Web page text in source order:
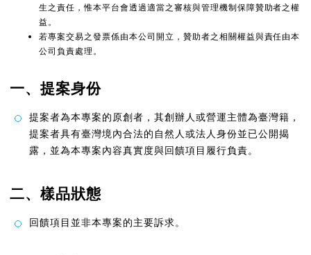
生之責任，惟本平台會透過適當之審核與管理機制保障贊助者之權
益。
若專案交易之發票係由本公司開立，贊助者之相關權益與責任由本
公司負責處理。
一、提案身份
提案者為本專案的原創者，其創辦人或營運主體為臺灣籍，
提案者具有臺灣境內合法的自然人或法人身份並已公開揭
露，並為本專案內容真實度與回饋項目履行負責。
二、樣品狀態
回饋項目並非本專案的主要訴求。